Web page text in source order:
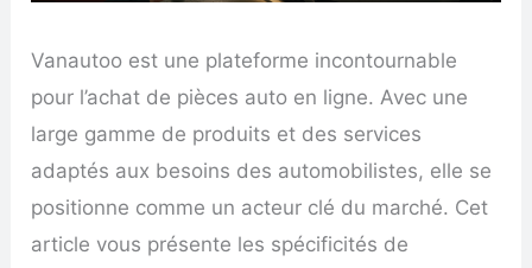
Vanautoo est une plateforme incontournable
pour l’achat de pièces auto en ligne. Avec une
large gamme de produits et des services
adaptés aux besoins des automobilistes, elle se
positionne comme un acteur clé du marché. Cet
article vous présente les spécificités de